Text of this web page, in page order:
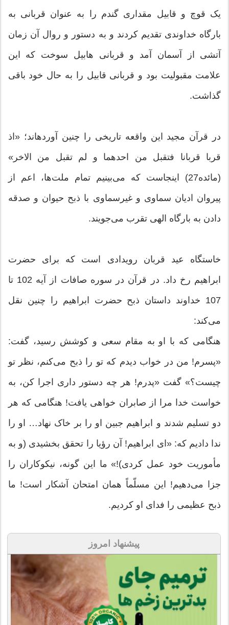
یک قوچ و قابیل مقداری گندم را به عنوان قربانی به
بارگاه خداوندی تقدیم کردند و به دستور و روال آن زمان
آتشی از آسمان آمد و قربانی هابیل سوخت که این
علامت مقبولیت بود و قربانی قابیل را به حال خود باقی
گذاشت.
در قرآن مجید این واقعه تاریخی را چنین آورده‎اند؛ «اذ
قربا قربانا فتقبل من احدهما و لم تقبل من الاخر»
(مائده27) اینجاست که می‌بینیم تمام ملت‌ها، اعم از
پیروان ادیان سماوی و غیرسماوی با ذبح حیوان و صدقه
دادن به بارگاه الهی تقرب می‌جویند.
خاستگاه عید قربان رویدادی است که برای حضرت
ابراهیم رخ داد. در قرآن در سوره صافات از آیه 102 تا
107 خداوند داستان ذبح حضرت ابراهیم را چنین نقل
می‌‌کند:
هنگامی که با او به مقام سعی و کوشش رسید، گفت:
«پسرم! من در خواب دیدم که تو را ذبح می‌کنم، نظر تو
چیست؟» گفت «پدرم! هر چه دستور داری اجرا کن، به
خواست خدا مرا از صابران خواهی یافت! هنگامی که هر
دو تسلیم شدند و ابراهیم جبین او را بر خاک نهاد… او را
ندا دادیم که: «ای ابراهیم! آن رؤیا را تحقق بخشیدی (و به
مأموریت خود عمل کردی)!» ما این گونه، نیکوکاران را
جزا می‌دهیم! این مسلّماً همان امتحان آشکار است! ما
ذبح عظیمی را فدای او کردیم.
پیشنهاد امروز